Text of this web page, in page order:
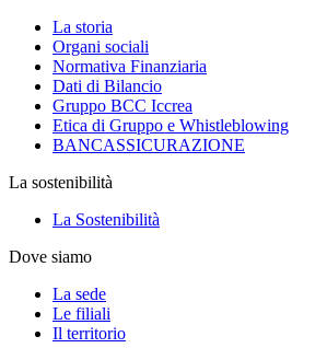
La storia
Organi sociali
Normativa Finanziaria
Dati di Bilancio
Gruppo BCC Iccrea
Etica di Gruppo e Whistleblowing
BANCASSICURAZIONE
La sostenibilità
La Sostenibilità
Dove siamo
La sede
Le filiali
Il territorio